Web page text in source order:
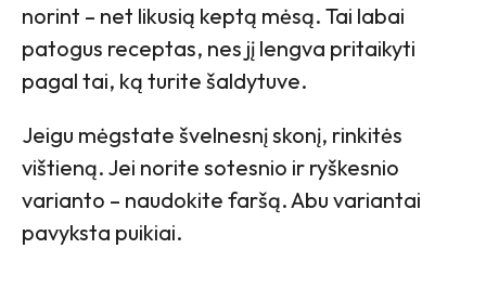
norint – net likusią keptą mėsą. Tai labai
patogus receptas, nes jį lengva pritaikyti
pagal tai, ką turite šaldytuve.
Jeigu mėgstate švelnesnį skonį, rinkitės
vištieną. Jei norite sotesnio ir ryškesnio
varianto – naudokite faršą. Abu variantai
pavyksta puikiai.